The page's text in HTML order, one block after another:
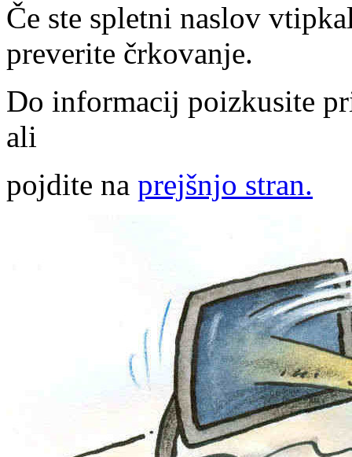
Če ste spletni naslov
preverite črkovanje.
Do informacij poizkusite
ali
pojdite na prejšnjo stran.